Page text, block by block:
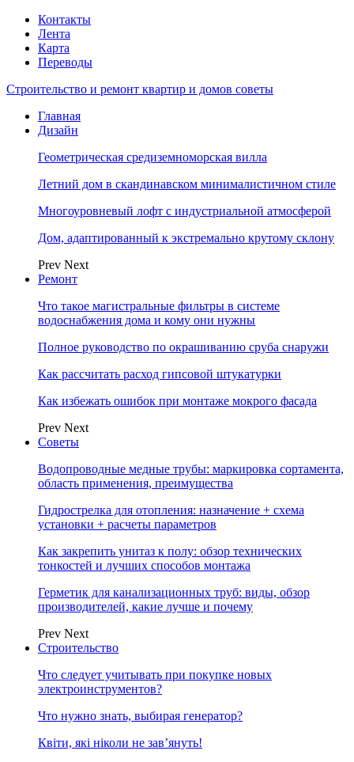
Контакты
Лента
Карта
Переводы
Строительство и ремонт квартир и домов советы
Главная
Дизайн
Геометрическая средиземноморская вилла
Летний дом в скандинавском минималистичном стиле
Многоуровневый лофт с индустриальной атмосферой
Дом, адаптированный к экстремально крутому склону
Prev Next
Ремонт
Что такое магистральные фильтры в системе
водоснабжения дома и кому они нужны
Полное руководство по окрашиванию сруба снаружи
Как рассчитать расход гипсовой штукатурки
Как избежать ошибок при монтаже мокрого фасада
Prev Next
Советы
Водопроводные медные трубы: маркировка сортамента,
область применения, преимущества
Гидрострелка для отопления: назначение + схема
установки + расчеты параметров
Как закрепить унитаз к полу: обзор технических
тонкостей и лучших способов монтажа
Герметик для канализационных труб: виды, обзор
производителей, какие лучше и почему
Prev Next
Строительство
Что следует учитывать при покупке новых
электроинструментов?
Что нужно знать, выбирая генератор?
Квіти, які ніколи не зав’януть!